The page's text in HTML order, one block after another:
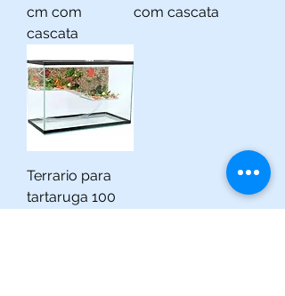
cm com
cascata
com cascata
Terrario para
tartaruga 100